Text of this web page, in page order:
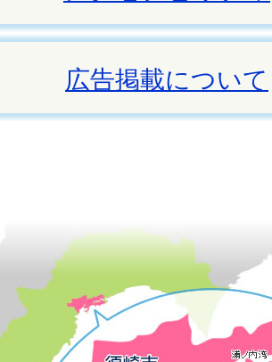
広告掲載について